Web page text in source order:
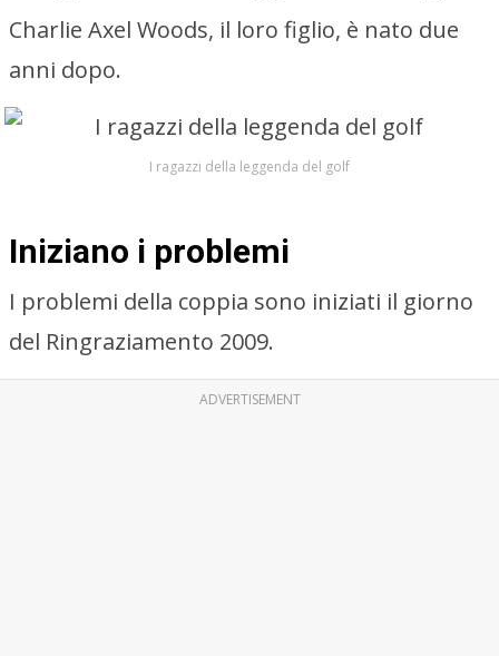
Charlie Axel Woods, il loro figlio, è nato due
anni dopo.
I ragazzi della leggenda del golf
Iniziano i problemi
I problemi della coppia sono iniziati il giorno
del Ringraziamento 2009.
ADVERTISEMENT